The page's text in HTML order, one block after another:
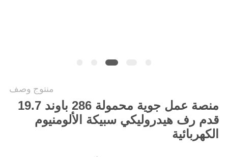
منتوج وصف
منصة عمل جوية محمولة 286 باوند 19.7
قدم رف هيدروليكي سبيكة الألومنيوم
الكهربائية